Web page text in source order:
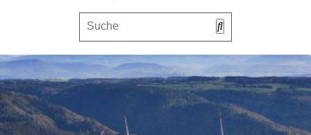
Bürgerservice & Gemeinderat
Leben in Hasel